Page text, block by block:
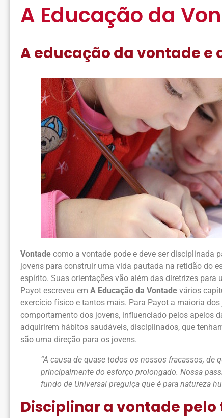
A Educação da
A educação da vontade
Vontade como a vontade pode e deve ser disciplinada
jovens para construir uma vida pautada na retidão do
espírito. Suas orientações vão além das diretrizes
Payot escreveu em A Educação da Vontade vários
exercício físico e tantos mais. Para Payot a maioria
comportamento dos jovens, influenciado pelos apelos
adquirirem hábitos saudáveis, disciplinados, que
são uma direção para os jovens.
“A causa de quase todos os nossos fracassos, de
principalmente do esforço prolongado. Nossa
fundo de Universal preguiça que é para natureza
Disciplinar a vontade